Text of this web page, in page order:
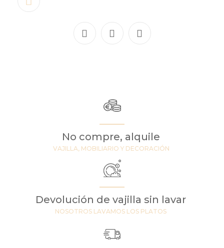
No compre, alquile
VAJILLA, MOBILIARIO Y DECORACIÓN
Devolución de vajilla sin lavar
NOSOTROS LAVAMOS LOS PLATOS